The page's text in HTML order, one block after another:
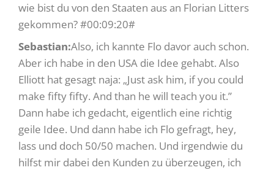
wie bist du von den Staaten aus an Florian Litters
gekommen? #00:09:20#
Sebastian:Also, ich kannte Flo davor auch schon.
Aber ich habe in den USA die Idee gehabt. Also
Elliott hat gesagt naja: „Just ask him, if you could
make fifty fifty. And than he will teach you it.”
Dann habe ich gedacht, eigentlich eine richtig
geile Idee. Und dann habe ich Flo gefragt, hey,
lass und doch 50/50 machen. Und irgendwie du
hilfst mir dabei den Kunden zu überzeugen, ich